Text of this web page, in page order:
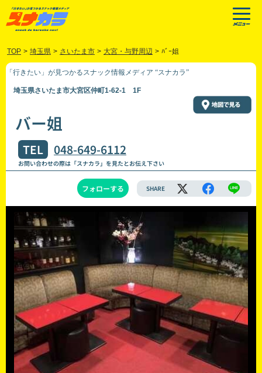
TOP > 埼玉県 > さいたま市 > 大宮・与野周辺 > ﾊﾞｰ姐
「行きたい」が見つかるスナック情報メディア “スナカラ”
埼玉県さいたま市大宮区仲町1-62-1 1F
バー姐
TEL 048-649-6112
お問い合わせの際は「スナカラ」を見たとお伝え下さい
フォローする SHARE